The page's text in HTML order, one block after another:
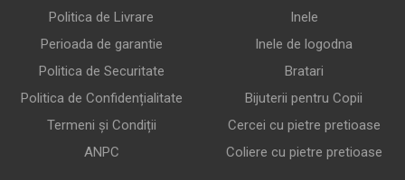
Politica de Livrare
Perioada de garantie
Politica de Securitate
Politica de Confidențialitate
Termeni și Condiții
ANPC
Inele
Inele de logodna
Bratari
Bijuterii pentru Copii
Cercei cu pietre pretioase
Coliere cu pietre pretioase